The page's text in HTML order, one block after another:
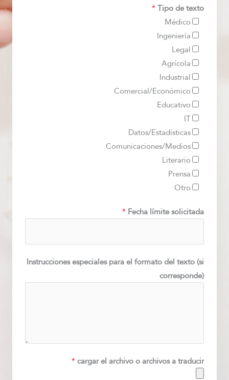
Tipo de texto
*
Médico
Ingeniería
Legal
Agrícola
Industrial
Comercial/Económico
Educativo
IT
Datos/Estadísticas
Comunicaciones/Medios
Literario
Prensa
Otro
Fecha límite solicitada
*
Instrucciones especiales para el formato del texto (si
corresponde)
cargar el archivo o archivos a traducir
*